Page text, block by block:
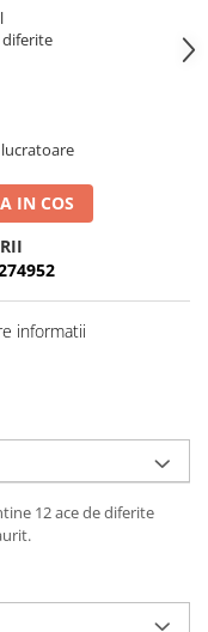
diferite
lucratoare
IN COS
informatii
12 ace de diferite